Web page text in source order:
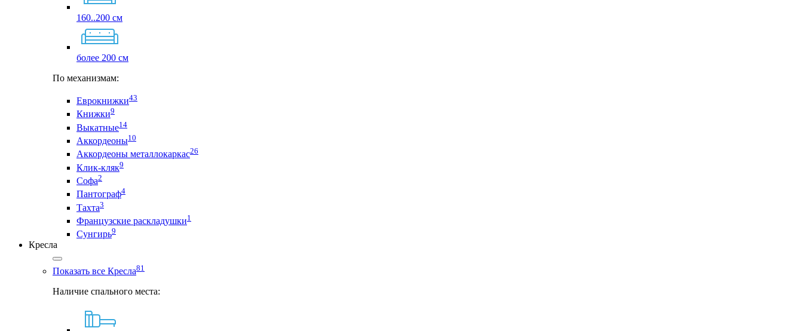
160..200 см
более 200 см
По механизмам:
Еврокнижки43
Книжки9
Выкатные14
Аккордеоны10
Аккордеоны металлокаркас26
Клик-кляк9
Софа2
Пантограф4
Тахта3
Французские раскладушки1
Сунгирь9
Кресла
Показать все Кресла81
Наличие спального места: